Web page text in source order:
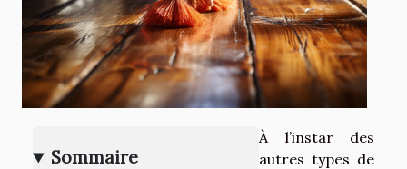
Sommaire
À l’instar des
autres types de